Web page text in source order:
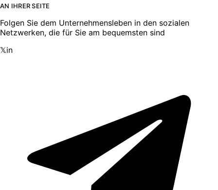
AN IHRER SEITE
Folgen Sie dem Unternehmensleben in den sozialen
Netzwerken, die für Sie am bequemsten sind
𝕏in